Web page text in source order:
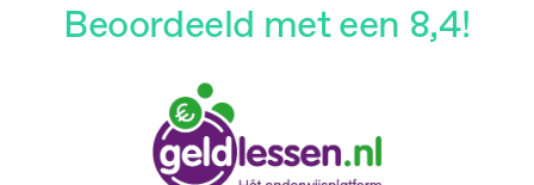
Beoordeeld met een 8,4!